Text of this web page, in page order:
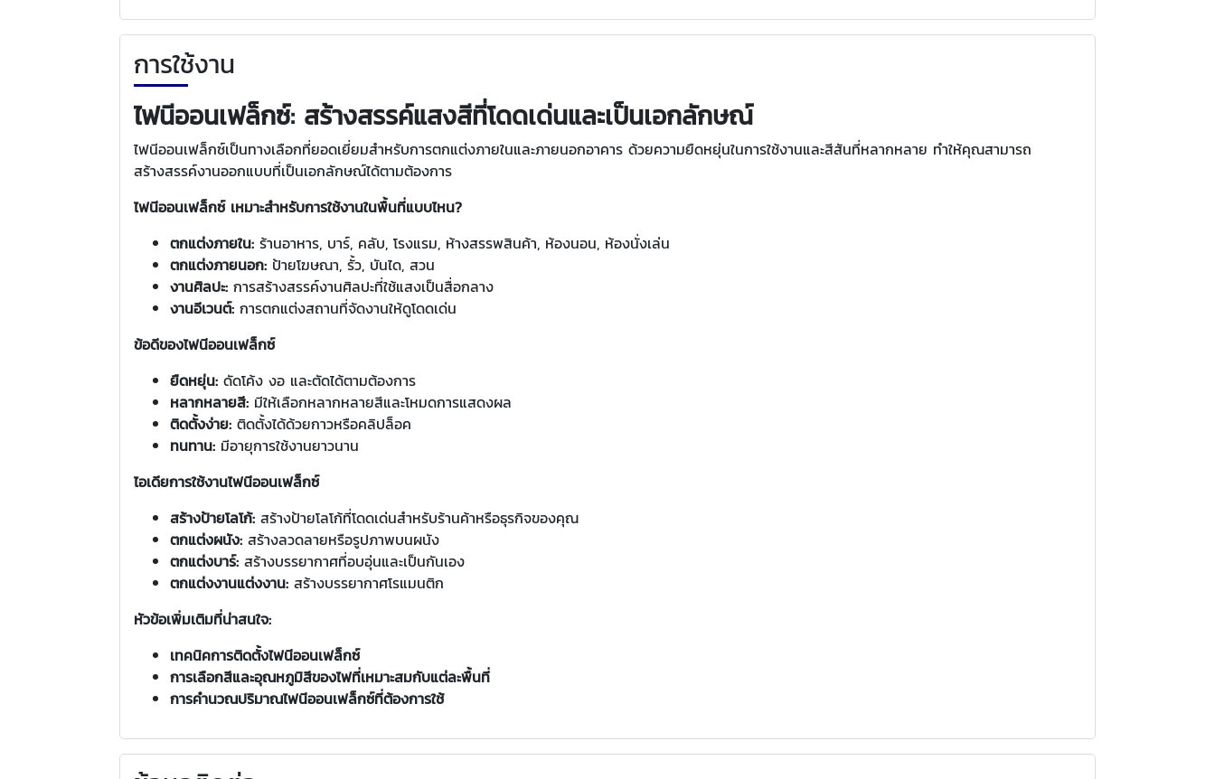
การใช้งาน
ไฟนีออนเฟล็กซ์: สร้างสรรค์แสงสีที่โดดเด่นและเป็นเอกลักษณ์
ไฟนีออนเฟล็กซ์เป็นทางเลือกที่ยอดเยี่ยมสำหรับการตกแต่งภายในและภายนอกอาคาร ด้วยความยืดหยุ่นในการใช้งานและสีสันที่หลากหลาย ทำให้คุณสามารถ
สร้างสรรค์งานออกแบบที่เป็นเอกลักษณ์ได้ตามต้องการ
ไฟนีออนเฟล็กซ์ เหมาะสำหรับการใช้งานในพื้นที่แบบไหน?
ตกแต่งภายใน: ร้านอาหาร, บาร์, คลับ, โรงแรม, ห้างสรรพสินค้า, ห้องนอน, ห้องนั่งเล่น
ตกแต่งภายนอก: ป้ายโฆษณา, รั้ว, บันได, สวน
งานศิลปะ: การสร้างสรรค์งานศิลปะที่ใช้แสงเป็นสื่อกลาง
งานอีเวนต์: การตกแต่งสถานที่จัดงานให้ดูโดดเด่น
ข้อดีของไฟนีออนเฟล็กซ์
ยืดหยุ่น: ดัดโค้ง งอ และตัดได้ตามต้องการ
หลากหลายสี: มีให้เลือกหลากหลายสีและโหมดการแสดงผล
ติดตั้งง่าย: ติดตั้งได้ด้วยกาวหรือคลิปล็อค
ทนทาน: มีอายุการใช้งานยาวนาน
ไอเดียการใช้งานไฟนีออนเฟล็กซ์
สร้างป้ายโลโก้: สร้างป้ายโลโก้ที่โดดเด่นสำหรับร้านค้าหรือธุรกิจของคุณ
ตกแต่งผนัง: สร้างลวดลายหรือรูปภาพบนผนัง
ตกแต่งบาร์: สร้างบรรยากาศที่อบอุ่นและเป็นกันเอง
ตกแต่งงานแต่งงาน: สร้างบรรยากาศโรแมนติก
หัวข้อเพิ่มเติมที่น่าสนใจ:
เทคนิคการติดตั้งไฟนีออนเฟล็กซ์
การเลือกสีและอุณหภูมิสีของไฟที่เหมาะสมกับแต่ละพื้นที่
การคำนวณปริมาณไฟนีออนเฟล็กซ์ที่ต้องการใช้